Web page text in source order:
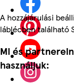
A hozzájárulási
láblécben található
Mi és
használjuk: